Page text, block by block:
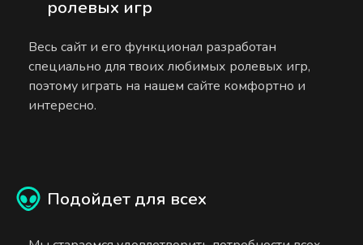
ролевых игр
Весь сайт и его функционал разработан
специально для твоих любимых ролевых игр,
поэтому играть на нашем сайте комфортно и
интересно.
Подойдет для всех